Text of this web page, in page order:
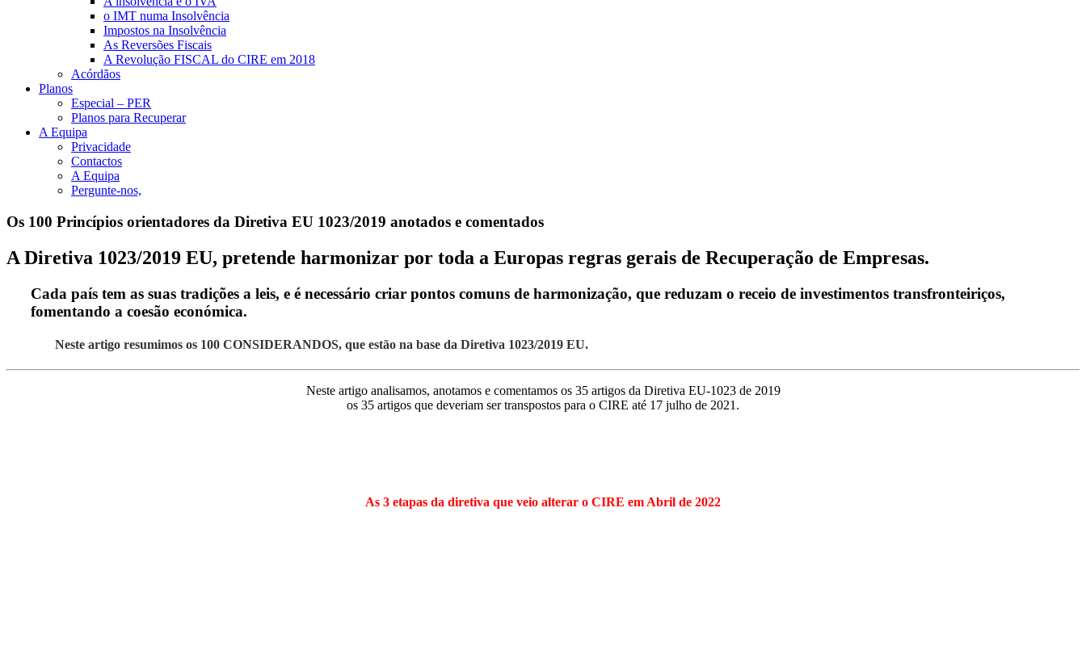
o IMT numa Insolvência
Impostos na Insolvência
As Reversões Fiscais
A Revolução FISCAL do CIRE em 2018
Acórdãos
Planos
Especial – PER
Planos para Recuperar
A Equipa
Privacidade
Contactos
A Equipa
Pergunte-nos,
Os 100 Princípios orientadores da Diretiva EU 1023/2019 anotados e comentados
A Diretiva 1023/2019 EU, pretende harmonizar por toda a Europas regras gerais de Recuperação de Empresas.
Cada país tem as suas tradições a leis, e é necessário criar pontos comuns de harmonização, que reduzam o receio de investimentos transfronteiriços,
fomentando a coesão económica.
Neste artigo resumimos os 100 CONSIDERANDOS, que estão na base da Diretiva 1023/2019 EU.
Neste artigo analisamos, anotamos e comentamos os 35 artigos da Diretiva EU-1023 de 2019
os 35 artigos que deveriam ser transpostos para o CIRE até 17 julho de 2021.
As 3 etapas da diretiva que veio alterar o CIRE em Abril de 2022